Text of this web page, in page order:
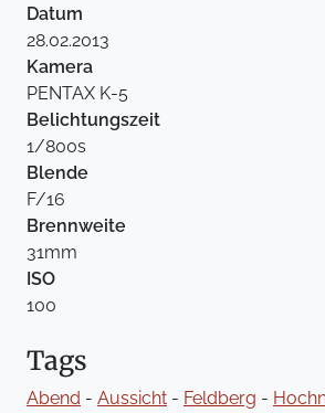
Datum
28.02.2013
Kamera
PENTAX K-5
Belichtungszeit
1/800s
Blende
F/16
Brennweite
31mm
ISO
100
Tags
Abend - Aussicht - Feldberg -